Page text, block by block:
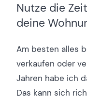
Nutze die
deine
Am besten alles
verkaufen oder
Jahren habe ich
Das kann sich